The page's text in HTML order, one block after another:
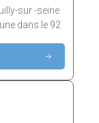
sur -seine
dans le 92